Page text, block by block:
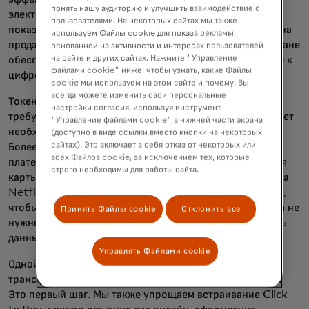
электронной коммерции и одновременно в повышении
показателей одобрения заявок. Это снижает нагрузку на
продавцов, поставщиков платежных услуг и банки в плане
обеспечения безопасности, а также повышает доверие к
цифровой экономике у всех.
Токенизация обеспечивается банком-эмитентом и не
требует никаких усилий со стороны потребителя — и нет
необходимости перевыпускать существующие карты.
Более того, токенизация делает ваши автоматические
платежи еще более удобными. Допустим, срок действия
карты, которую вы используете для оплаты подписки на
Netflix, истек. Мы сотрудничаем с нашими партнерами,
чтобы поддерживать актуальность токена, поэтому вам не
нужно заходить в свой аккаунт Netflix, чтобы обновить
данные карты.
Одной лишь токенизации недостаточно для
трансформации процесса онлайн-оформления заказа.
Это первый шаг. Мы также упрощаем встраивание Click
понять нашу аудиторию и улучшить взаимодействие с
пользователями. На некоторых сайтах мы также
используем Файлы cookie для показа рекламы,
основанной на активности и интересах пользователей
на сайте и других сайтах. Нажмите "Управление
файлами cookie" ниже, чтобы узнать, какие Файлы
cookie мы используем на этом сайте и почему. Вы
всегда можете изменить свои персональные
настройки согласия, используя инструмент
"Управление файлами cookie" в нижней части экрана
(доступно в виде ссылки вместо кнопки на некоторых
сайтах). Это включает в себя отказ от некоторых или
всех Файлов cookie, за исключением тех, которые
строго необходимы для работы сайта.
Принять Файлы cookie Отклонить все
Управлять Файлами cookie